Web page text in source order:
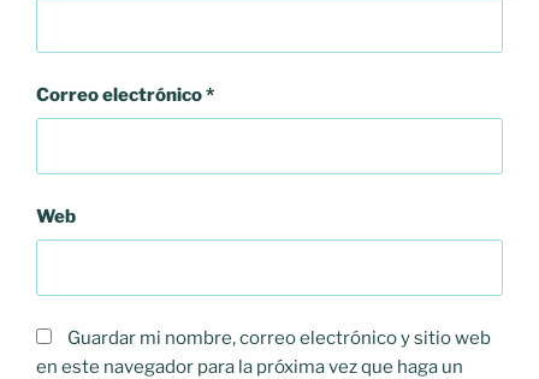
Correo electrónico*
Web
Guardar mi nombre, correo electrónico y sitio web
en este navegador para la próxima vez que haga un